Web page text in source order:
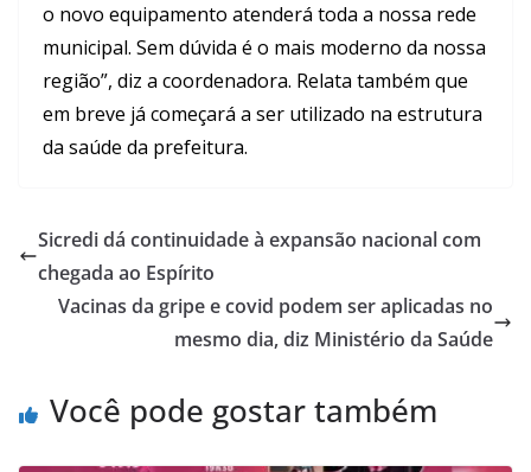
o novo equipamento atenderá toda a nossa rede
municipal. Sem dúvida é o mais moderno da nossa
região”, diz a coordenadora. Relata também que
em breve já começará a ser utilizado na estrutura
da saúde da prefeitura.
Sicredi dá continuidade à expansão nacional com
chegada ao Espírito
Vacinas da gripe e covid podem ser aplicadas no
mesmo dia, diz Ministério da Saúde
Você pode gostar também